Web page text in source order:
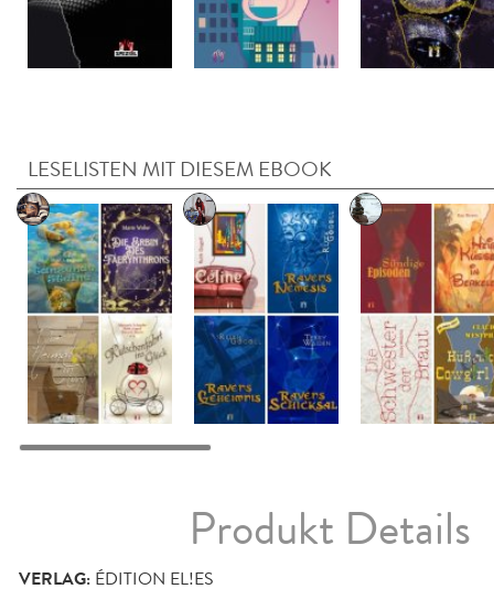
LESELISTEN MIT DIESEM EBOOK
Produkt Details
VERLAG: ÉDITION EL!ES